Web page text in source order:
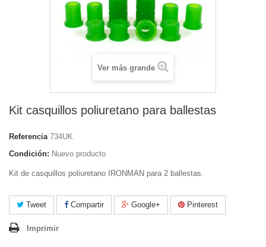
Ver más grande
Kit casquillos poliuretano para ballestas
Referencia 734UK
Condición: Nuevo producto
Kit de casquillos poliuretano IRONMAN para 2 ballestas.
Tweet Compartir Google+ Pinterest
Imprimir